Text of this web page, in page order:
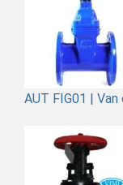
AUT FIG01 |